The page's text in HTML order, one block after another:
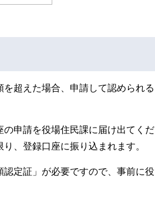
超えた場合、申請して認められる
申請を役場住民課に届け出てくだ
、登録口座に振り込まれます。
定証」が必要ですので、事前に役